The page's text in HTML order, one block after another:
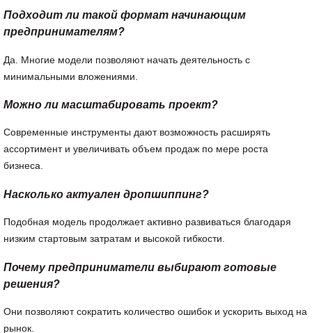
Подходит ли такой формат начинающим
предпринимателям?
Да. Многие модели позволяют начать деятельность с
минимальными вложениями.
Можно ли масштабировать проект?
Современные инструменты дают возможность расширять
ассортимент и увеличивать объем продаж по мере роста
бизнеса.
Насколько актуален дропшиппинг?
Подобная модель продолжает активно развиваться благодаря
низким стартовым затратам и высокой гибкости.
Почему предприниматели выбирают готовые
решения?
Они позволяют сократить количество ошибок и ускорить выход на
рынок.